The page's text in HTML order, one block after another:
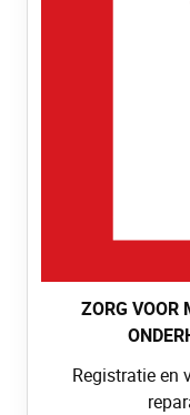
ZORG VOOR
Registratie en